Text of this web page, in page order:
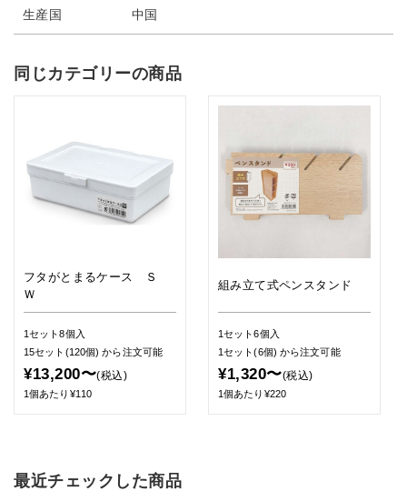
生産国 中国
同じカテゴリーの商品
フタがとまるケース Ｓ
Ｗ
1セット8個入
15セット(120個)から注文可能
¥13,200〜(税込)
1個あたり¥110
組み立て式ペンスタンド
1セット6個入
1セット(6個) から注文可能
¥1,320〜(税込)
1個あたり¥220
最近チェックした商品